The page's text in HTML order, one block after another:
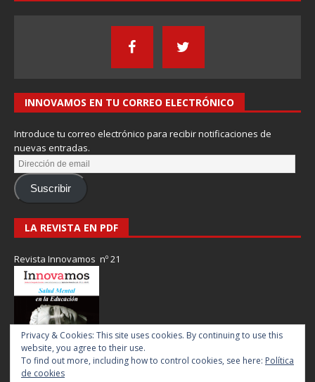
INNOVAMOS EN TU CORREO ELECTRÓNICO
Introduce tu correo electrónico para recibir notificaciones de
nuevas entradas.
Suscribir
LA REVISTA EN PDF
Revista Innovamos nº 21
Privacy & Cookies: This site uses cookies. By continuing to use this
website, you agree to their use.
To find out more, including how to control cookies, see here: Política
de cookies